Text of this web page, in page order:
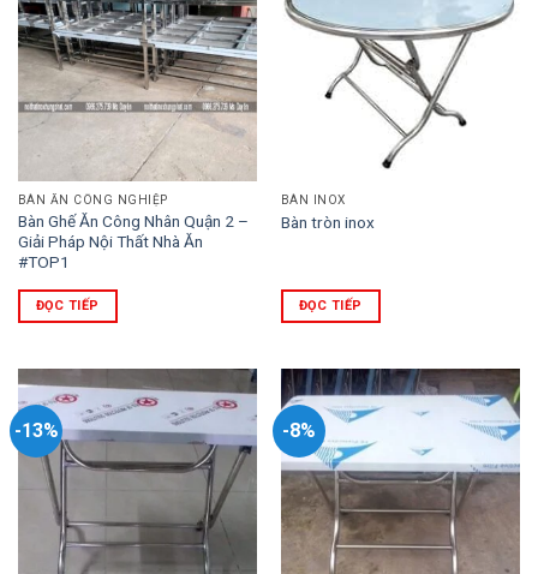
BÀN ĂN CÔNG NGHIỆP
Bàn Ghế Ăn Công Nhân Quận 2 –
Giải Pháp Nội Thất Nhà Ăn
#TOP1
ĐỌC TIẾP
BÀN INOX
Bàn tròn inox
ĐỌC TIẾP
-13% -8%